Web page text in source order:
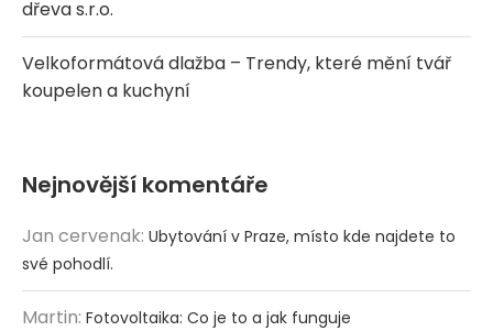
dřeva s.r.o.
Velkoformátová dlažba – Trendy, které mění tvář
koupelen a kuchyní
Nejnovější komentáře
Jan cervenak: Ubytování v Praze, místo kde najdete to
své pohodlí.
Martin: Fotovoltaika: Co je to a jak funguje